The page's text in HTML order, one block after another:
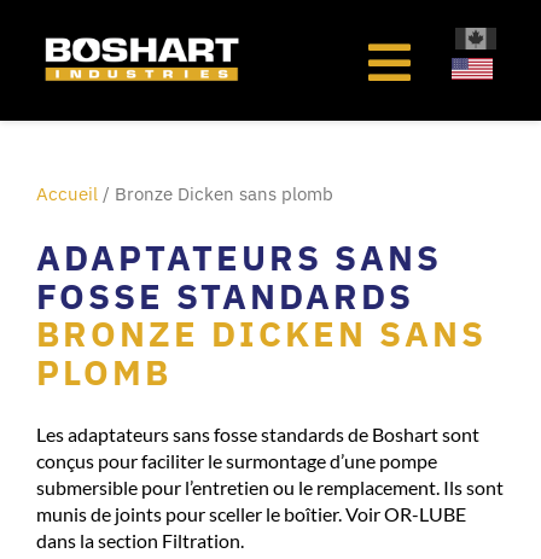
Accueil / Bronze Dicken sans plomb
ADAPTATEURS SANS
FOSSE STANDARDS
BRONZE DICKEN SANS
PLOMB
Les adaptateurs sans fosse standards de Boshart sont
conçus pour faciliter le surmontage d’une pompe
submersible pour l’entretien ou le remplacement. Ils sont
munis de joints pour sceller le boîtier. Voir OR-LUBE
dans la section Filtration.